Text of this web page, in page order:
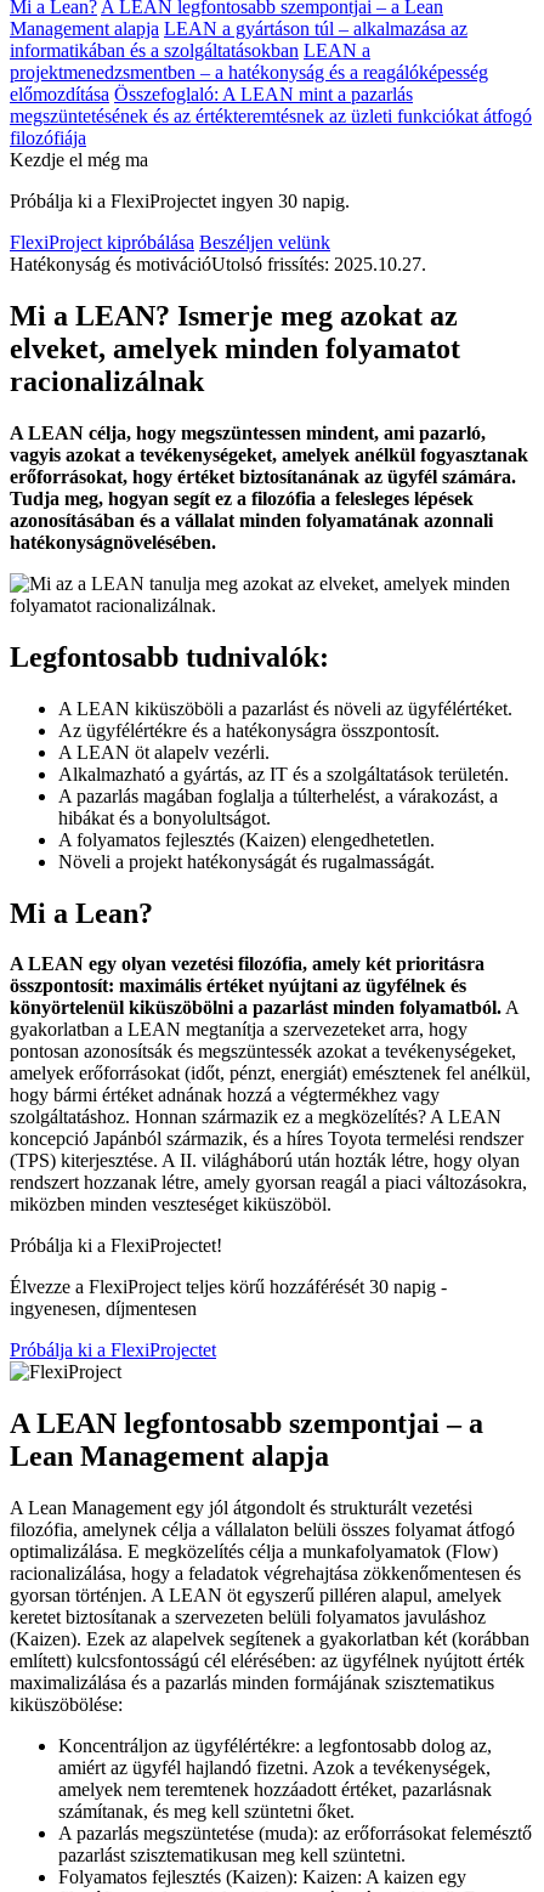
Mi a Lean? A LEAN legfontosabb szempontjai – a Lean
Management alapja LEAN a gyártáson túl – alkalmazása az
informatikában és a szolgáltatásokban LEAN a
projektmenedzsmentben – a hatékonyság és a reagálóképesség
előmozdítása Összefoglaló: A LEAN mint a pazarlás
megszüntetésének és az értékteremtésnek az üzleti funkciókat átfogó
filozófiája
Kezdje el még ma
Próbálja ki a FlexiProjectet ingyen 30 napig.
FlexiProject kipróbálása Beszéljen velünk
Hatékonyság és motivációUtolsó frissítés: 2025.10.27.
Mi a LEAN? Ismerje meg azokat az
elveket, amelyek minden folyamatot
racionalizálnak
A LEAN célja, hogy megszüntessen mindent, ami pazarló,
vagyis azokat a tevékenységeket, amelyek anélkül fogyasztanak
erőforrásokat, hogy értéket biztosítanának az ügyfél számára.
Tudja meg, hogyan segít ez a filozófia a felesleges lépések
azonosításában és a vállalat minden folyamatának azonnali
hatékonyságnövelésében.
Legfontosabb tudnivalók:
A LEAN kiküszöböli a pazarlást és növeli az ügyfélértéket.
Az ügyfélértékre és a hatékonyságra összpontosít.
A LEAN öt alapelv vezérli.
Alkalmazható a gyártás, az IT és a szolgáltatások területén.
A pazarlás magában foglalja a túlterhelést, a várakozást, a
hibákat és a bonyolultságot.
A folyamatos fejlesztés (Kaizen) elengedhetetlen.
Növeli a projekt hatékonyságát és rugalmasságát.
Mi a Lean?
A LEAN egy olyan vezetési filozófia, amely két prioritásra
összpontosít: maximális értéket nyújtani az ügyfélnek és
könyörtelenül kiküszöbölni a pazarlást minden folyamatból.A
gyakorlatban a LEAN megtanítja a szervezeteket arra, hogy
pontosan azonosítsák és megszüntessék azokat a tevékenységeket,
amelyek erőforrásokat (időt, pénzt, energiát) emésztenek fel anélkül,
hogy bármi értéket adnának hozzá a végtermékhez vagy
szolgáltatáshoz. Honnan származik ez a megközelítés? A LEAN
koncepció Japánból származik, és a híres Toyota termelési rendszer
(TPS) kiterjesztése. A II. világháború után hozták létre, hogy olyan
rendszert hozzanak létre, amely gyorsan reagál a piaci változásokra,
miközben minden veszteséget kiküszöböl.
Próbálja ki a FlexiProjectet!
Élvezze a FlexiProject teljes körű hozzáférését 30 napig -
ingyenesen, díjmentesen
Próbálja ki a FlexiProjectet
A LEAN legfontosabb szempontjai – a
Lean Management alapja
A Lean Management egy jól átgondolt és strukturált vezetési
filozófia, amelynek célja a vállalaton belüli összes folyamat átfogó
optimalizálása. E megközelítés célja a munkafolyamatok (Flow)
racionalizálása, hogy a feladatok végrehajtása zökkenőmentesen és
gyorsan történjen. A LEAN öt egyszerű pilléren alapul, amelyek
keretet biztosítanak a szervezeten belüli folyamatos javuláshoz
(Kaizen). Ezek az alapelvek segítenek a gyakorlatban két (korábban
említett) kulcsfontosságú cél elérésében: az ügyfélnek nyújtott érték
maximalizálása és a pazarlás minden formájának szisztematikus
kiküszöbölése:
Koncentráljon az ügyfélértékre: a legfontosabb dolog az,
amiért az ügyfél hajlandó fizetni. Azok a tevékenységek,
amelyek nem teremtenek hozzáadott értéket, pazarlásnak
számítanak, és meg kell szüntetni őket.
A pazarlás megszüntetése (muda): az erőforrásokat felemésztő
pazarlást szisztematikusan meg kell szüntetni.
Folyamatos fejlesztés (Kaizen): Kaizen: A kaizen egy